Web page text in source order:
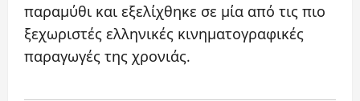
παραμύθι και εξελίχθηκε σε μία από τις πιο
ξεχωριστές ελληνικές κινηματογραφικές
παραγωγές της χρονιάς.